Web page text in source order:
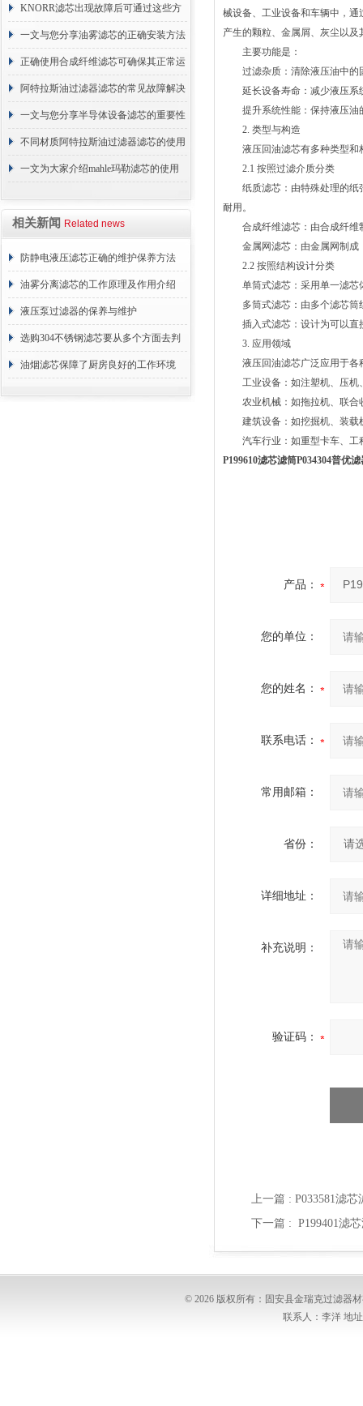
应解决方法
KNORR滤芯出现故障后可通过这些方
法解决
一文与您分享油雾滤芯的正确安装方法
正确使用合成纤维滤芯可确保其正常运
行
阿特拉斯油过滤器滤芯的常见故障解决
方法介绍
一文与您分享半导体设备滤芯的重要性
不同材质阿特拉斯油过滤器滤芯的使用
周期区别介绍
一文为大家介绍mahle玛勒滤芯的使用
相关新闻 Related news
防静电液压滤芯正确的维护保养方法
油雾分离滤芯的工作原理及作用介绍
液压泵过滤器的保养与维护
选购304不锈钢滤芯要从多个方面去判
断
油烟滤芯保障了厨房良好的工作环境
械设备、工业设备和车辆中，
产生的颗粒、金属屑、灰尘以
主要功能是：
过滤杂质：清除液压油中的
延长设备寿命：减少液压系
提升系统性能：保持液压油
2. 类型与构造
液压回油滤芯有多种类型和
2.1 按照过滤介质分类
纸质滤芯：由特殊处理的纸张
耐用。
合成纤维滤芯：由合成纤维
金属网滤芯：由金属网制成，
2.2 按照结构设计分类
单筒式滤芯：采用单一滤芯
多筒式滤芯：由多个滤芯筒
插入式滤芯：设计为可以直
3. 应用领域
液压回油滤芯广泛应用于各
工业设备：如注塑机、压机
农业机械：如拖拉机、联合
建筑设备：如挖掘机、装载
汽车行业：如重型卡车、工
P199610滤芯滤筒P034304普优
产品：
您的单位：
您的姓名：
联系电话：
常用邮箱：
省份：
详细地址：
补充说明：
验证码：
上一篇 : P033581滤
下一篇 : P199401滤
© 2026 版权所有：固安县金瑞克过滤器
联系人：李洋 地